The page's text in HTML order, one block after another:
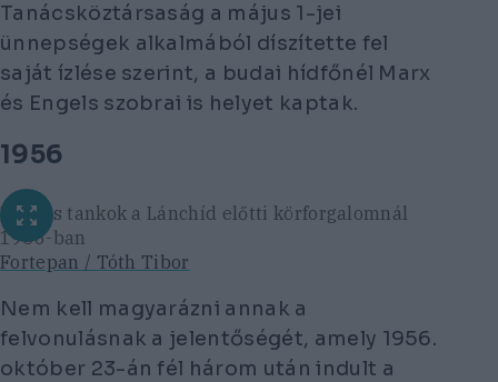
Tanácsköztársaság a május 1-jei
ünnepségek alkalmából díszítette fel
saját ízlése szerint, a budai hídfőnél Marx
és Engels szobrai is helyet kaptak.
1956
T34-es tankok a Lánchíd előtti körforgalomnál
1956-ban
Fortepan / Tóth Tibor
Nem kell magyarázni annak a
felvonulásnak a jelentőségét, amely 1956.
október 23-án fél három után indult a